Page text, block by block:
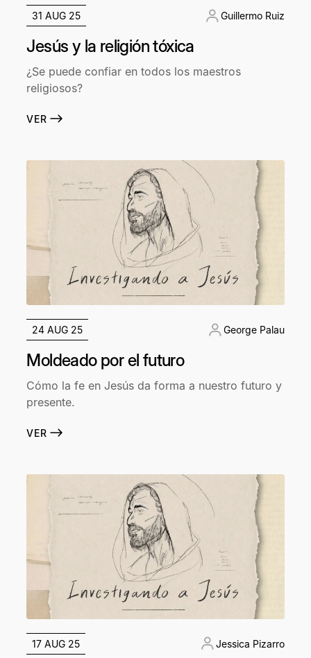
31 AUG 25 Guillermo Ruiz
Jesús y la religión tóxica
¿Se puede confiar en todos los maestros
religiosos?
VER
24 AUG 25 George Palau
Moldeado por el futuro
Cómo la fe en Jesús da forma a nuestro futuro y
presente.
VER
17 AUG 25 Jessica Pizarro